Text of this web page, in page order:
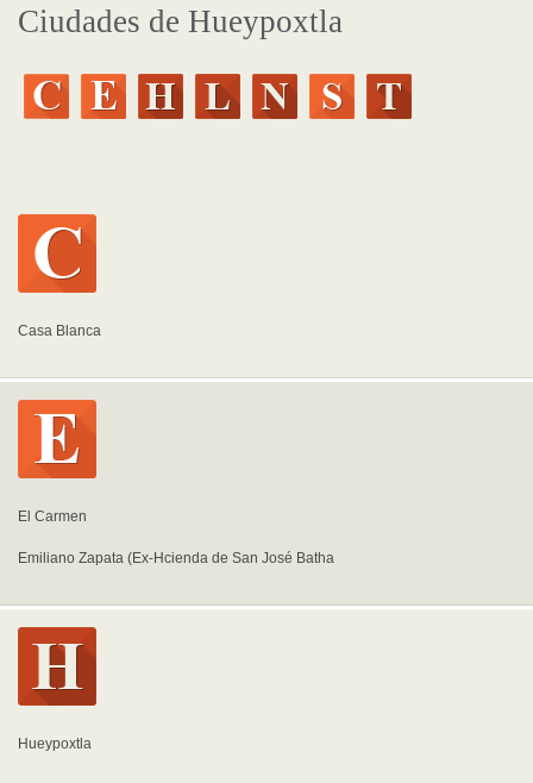
Ciudades de Hueypoxtla
Casa Blanca
El Carmen
Emiliano Zapata (Ex-Hcienda de San José Batha
Hueypoxtla